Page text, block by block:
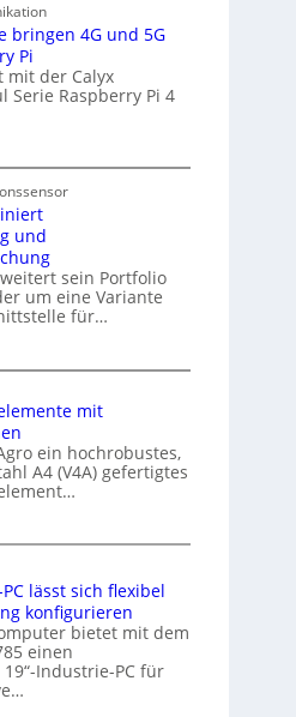
e
n
a
k
v
e
n
V
e
r
t
i
l
e
r
n
u
d
a
s
s
i
v
bringen 4G und 5G
Pi
mit der Calyx
Serie Raspberry Pi 4
und
sein Portfolio
um eine Variante
für…
mit
ein hochrobustes,
A4 (V4A) gefertigtes
lässt sich flexibel
konfigurieren
bietet mit dem
einen
Industrie-PC für